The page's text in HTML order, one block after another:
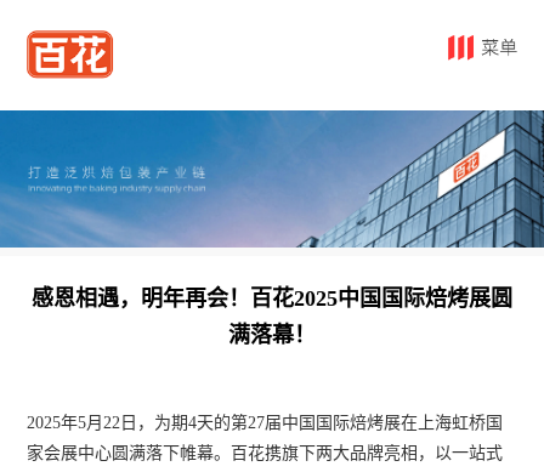
感恩相遇，明年再会！百花2025中国国际焙烤展圆
满落幕！
2025年5月22日，为期4天的第27届中国国际焙烤展在上海虹桥国
家会展中心圆满落下帷幕。百花携旗下两大品牌亮相，以一站式